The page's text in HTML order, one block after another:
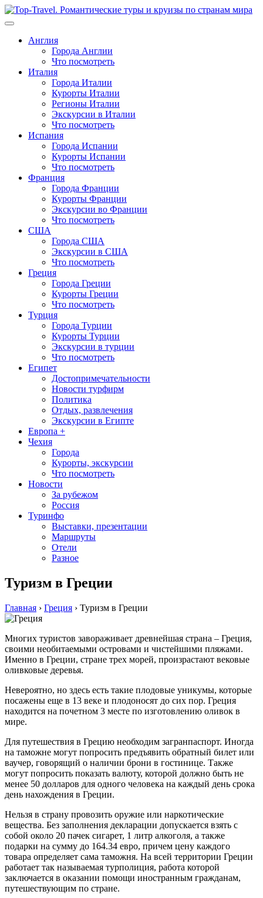
Перейти
к
Англия
Города Англии
Что посмотреть
Италия
Города Италии
Курорты Италии
Регионы Италии
Экскурсии в Италии
Что посмотреть
Испания
Города Испании
Курорты Испании
Что посмотреть
Франция
Города Франции
Курорты Франции
Экскурсии во Франции
Что посмотреть
США
Города США
Экскурсии в США
Что посмотреть
Греция
Города Греции
Курорты Греции
Что посмотреть
Турция
Города Турции
Курорты Турции
Экскурсии в турции
Что посмотреть
Египет
Достопримечательности
Новости турфирм
Политика
Отдых, развлечения
Экскурсии в Египте
Европа +
Чехия
Города
Курорты, экскурсии
Что посмотреть
Новости
За рубежом
Россия
Туринфо
Выставки, презентации
Маршруты
Отели
Разное
Туризм в Греции
Главная › Греция › Туризм в Греции
Многих туристов завораживает древнейшая страна – Греция,
своими необитаемыми островами и чистейшими пляжами.
Именно в Греции, стране трех морей, произрастают вековые
оливковые деревья.
Невероятно, но здесь есть такие плодовые уникумы, которые
посажены еще в 13 веке и плодоносят до сих пор. Греция
находится на почетном 3 месте по изготовлению оливок в
мире.
Для путешествия в Грецию необходим загранпаспорт. Иногда
на таможне могут попросить предъявить обратный билет или
ваучер, говорящий о наличии брони в гостинице. Также
могут попросить показать валюту, которой должно быть не
менее 50 долларов для одного человека на каждый день срока
день нахождения в Греции.
Нельзя в страну провозить оружие или наркотические
вещества. Без заполнения декларации допускается взять с
собой около 20 пачек сигарет, 1 литр алкоголя, а также
подарки на сумму до 164.34 евро, причем цену каждого
товара определяет сама таможня. На всей территории Греции
работает так называемая турполиция, работа которой
заключается в оказании помощи иностранным гражданам,
путешествующим по стране.